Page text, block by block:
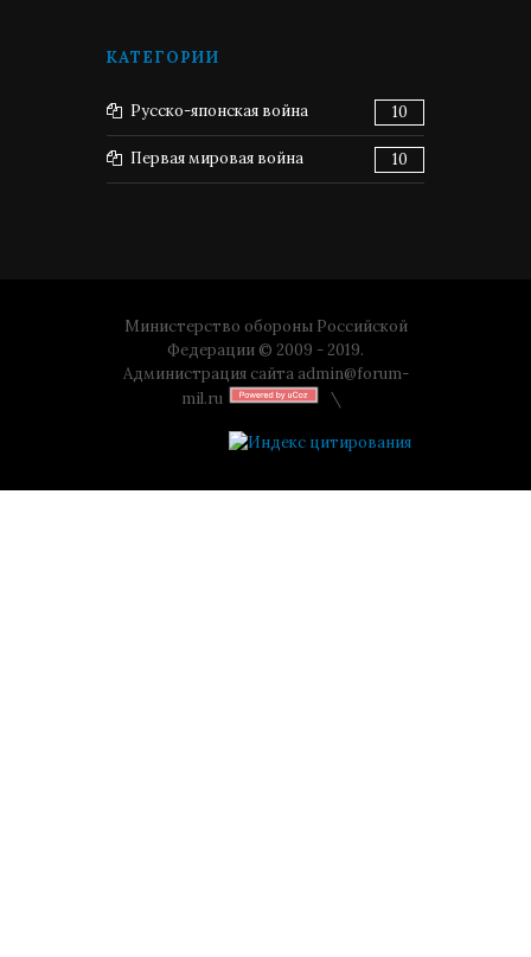
КАТЕГОРИИ
Русско-японская война 10
Первая мировая война 10
Министерство обороны Российской
Федерации © 2009 - 2019.
Администрация сайта admin@forum-
mil.ru